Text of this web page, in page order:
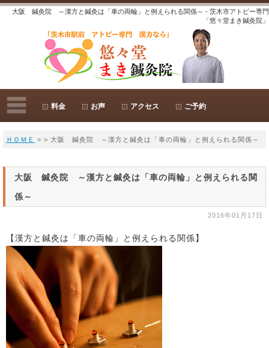
大阪 鍼灸院 ～漢方と鍼灸は「車の両輪」と例えられる関係～ - 茨木市アトピー専門
「悠々堂まき鍼灸院」
料金 お声 アクセス ご予約
ＨＯＭＥ > > 大阪 鍼灸院 ～漢方と鍼灸は「車の両輪」と例えられる関係～
大阪 鍼灸院 ～漢方と鍼灸は「車の両輪」と例えられる関
係～
2016年01月17日
【漢方と鍼灸は「車の両輪」と例えられる関係】